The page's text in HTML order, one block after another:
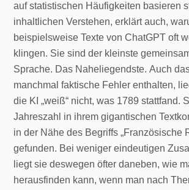
auf statistischen Häufigkeiten basieren
inhaltlichen Verstehen, erklärt auch,
beispielsweise Texte von ChatGPT oft
klingen. Sie sind der kleinste
Sprache. Das Naheliegendste. Auch
manchmal faktische Fehler enthalten,
die KI „weiß“ nicht, was 1789 stattfand.
Jahreszahl in ihrem gigantischen
in der Nähe des Begriffs „Französische
gefunden. Bei weniger eindeutigen
liegt sie deswegen öfter daneben, wie
herausfinden kann, wenn man nach